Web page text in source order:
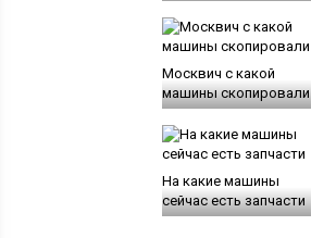
Москвич с какой
машины скопировали
На какие машины
сейчас есть запчасти